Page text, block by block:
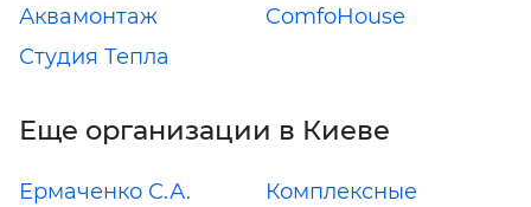
Аквамонтаж
ComfoHouse
Студия Тепла
Еще организации в Киеве
Ермаченко С.А.
Комплексные